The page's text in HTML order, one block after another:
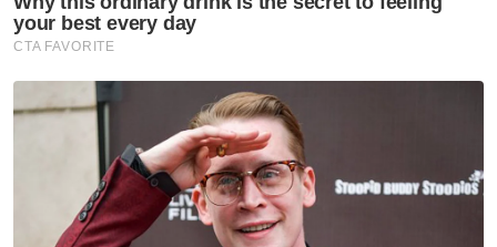
Hisyam berkata, antara operasi besar di
bawah MATF ialah Op Metal dan Op Nature
yang membongkar sindiket e-waste dan sisa
plastik haram sehingga menyebabkan